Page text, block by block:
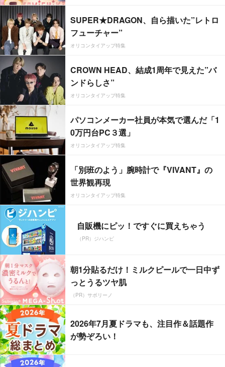
SUPER★DRAGON、自ら描いた”レトロ
フューチャー”
オリコンタイアップ特集
CROWN HEAD、結成1周年で見えた”バ
ンドらしさ”
オリコンタイアップ特集
パソコンメーカー社員が本気で選んだ「1
0万円台PC３選」
オリコンタイアップ特集
「別班のよう」腕時計で『VIVANT』の
世界観再現
オリコンタイアップ特集
自販機にピッ！ですぐに買えちゃう
（PR）ジハンピ
朝1分貼るだけ！ミルクピールで一日中ず
っとうるツヤ肌
（PR）サボリーノ
2026年7月夏ドラマも、注目作＆話題作
が勢ぞろい！